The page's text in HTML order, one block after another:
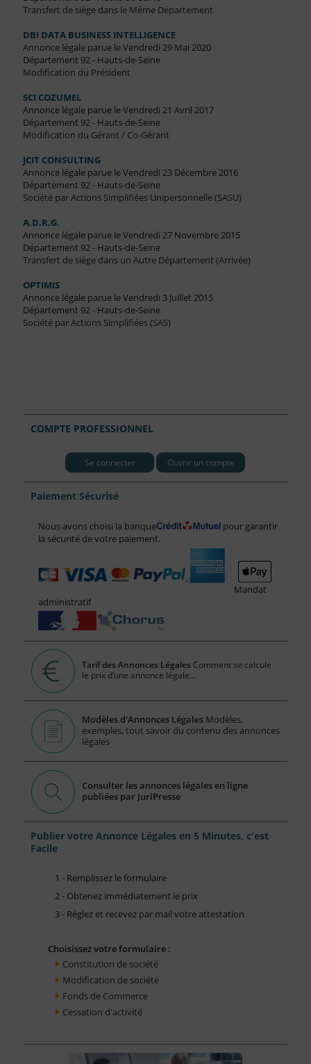
Transfert de siège dans le Même Département
DBI DATA BUSINESS INTELLIGENCE
Annonce légale parue le Vendredi 29 Mai 2020
Département 92 - Hauts-de-Seine
Modification du Président
SCI COZUMEL
Annonce légale parue le Vendredi 21 Avril 2017
Département 92 - Hauts-de-Seine
Modification du Gérant / Co-Gérant
JCIT CONSULTING
Annonce légale parue le Vendredi 23 Décembre 2016
Département 92 - Hauts-de-Seine
Société par Actions Simplifiées Unipersonnelle (SASU)
A.D.R.G.
Annonce légale parue le Vendredi 27 Novembre 2015
Département 92 - Hauts-de-Seine
Transfert de siège dans un Autre Département (Arrivée)
OPTIMIS
Annonce légale parue le Vendredi 3 Juillet 2015
Département 92 - Hauts-de-Seine
Société par Actions Simplifiées (SAS)
COMPTE PROFESSIONNEL
Se connecter Ouvrir un compte
Paiement Sécurisé
Nous avons choisi la banque
pour garantir
la sécurité de votre paiement.
Mandat
administratif
Tarif des Annonces Légales Comment se calcule
le prix d’une annonce légale...
Modèles d'Annonces Légales Modèles,
exemples, tout savoir du contenu des annonces
légales
Consulter les annonces légales en ligne
publiées par JuriPresse
Publier votre Annonce Légales en 5 Minutes, c'est
Facile
1 - Remplissez le formulaire
2 - Obtenez immédiatement le prix
3 - Réglez et recevez par mail votre attestation
Choisissez votre formulaire :
Constitution de société
Modification de société
Fonds de Commerce
Cessation d'activité